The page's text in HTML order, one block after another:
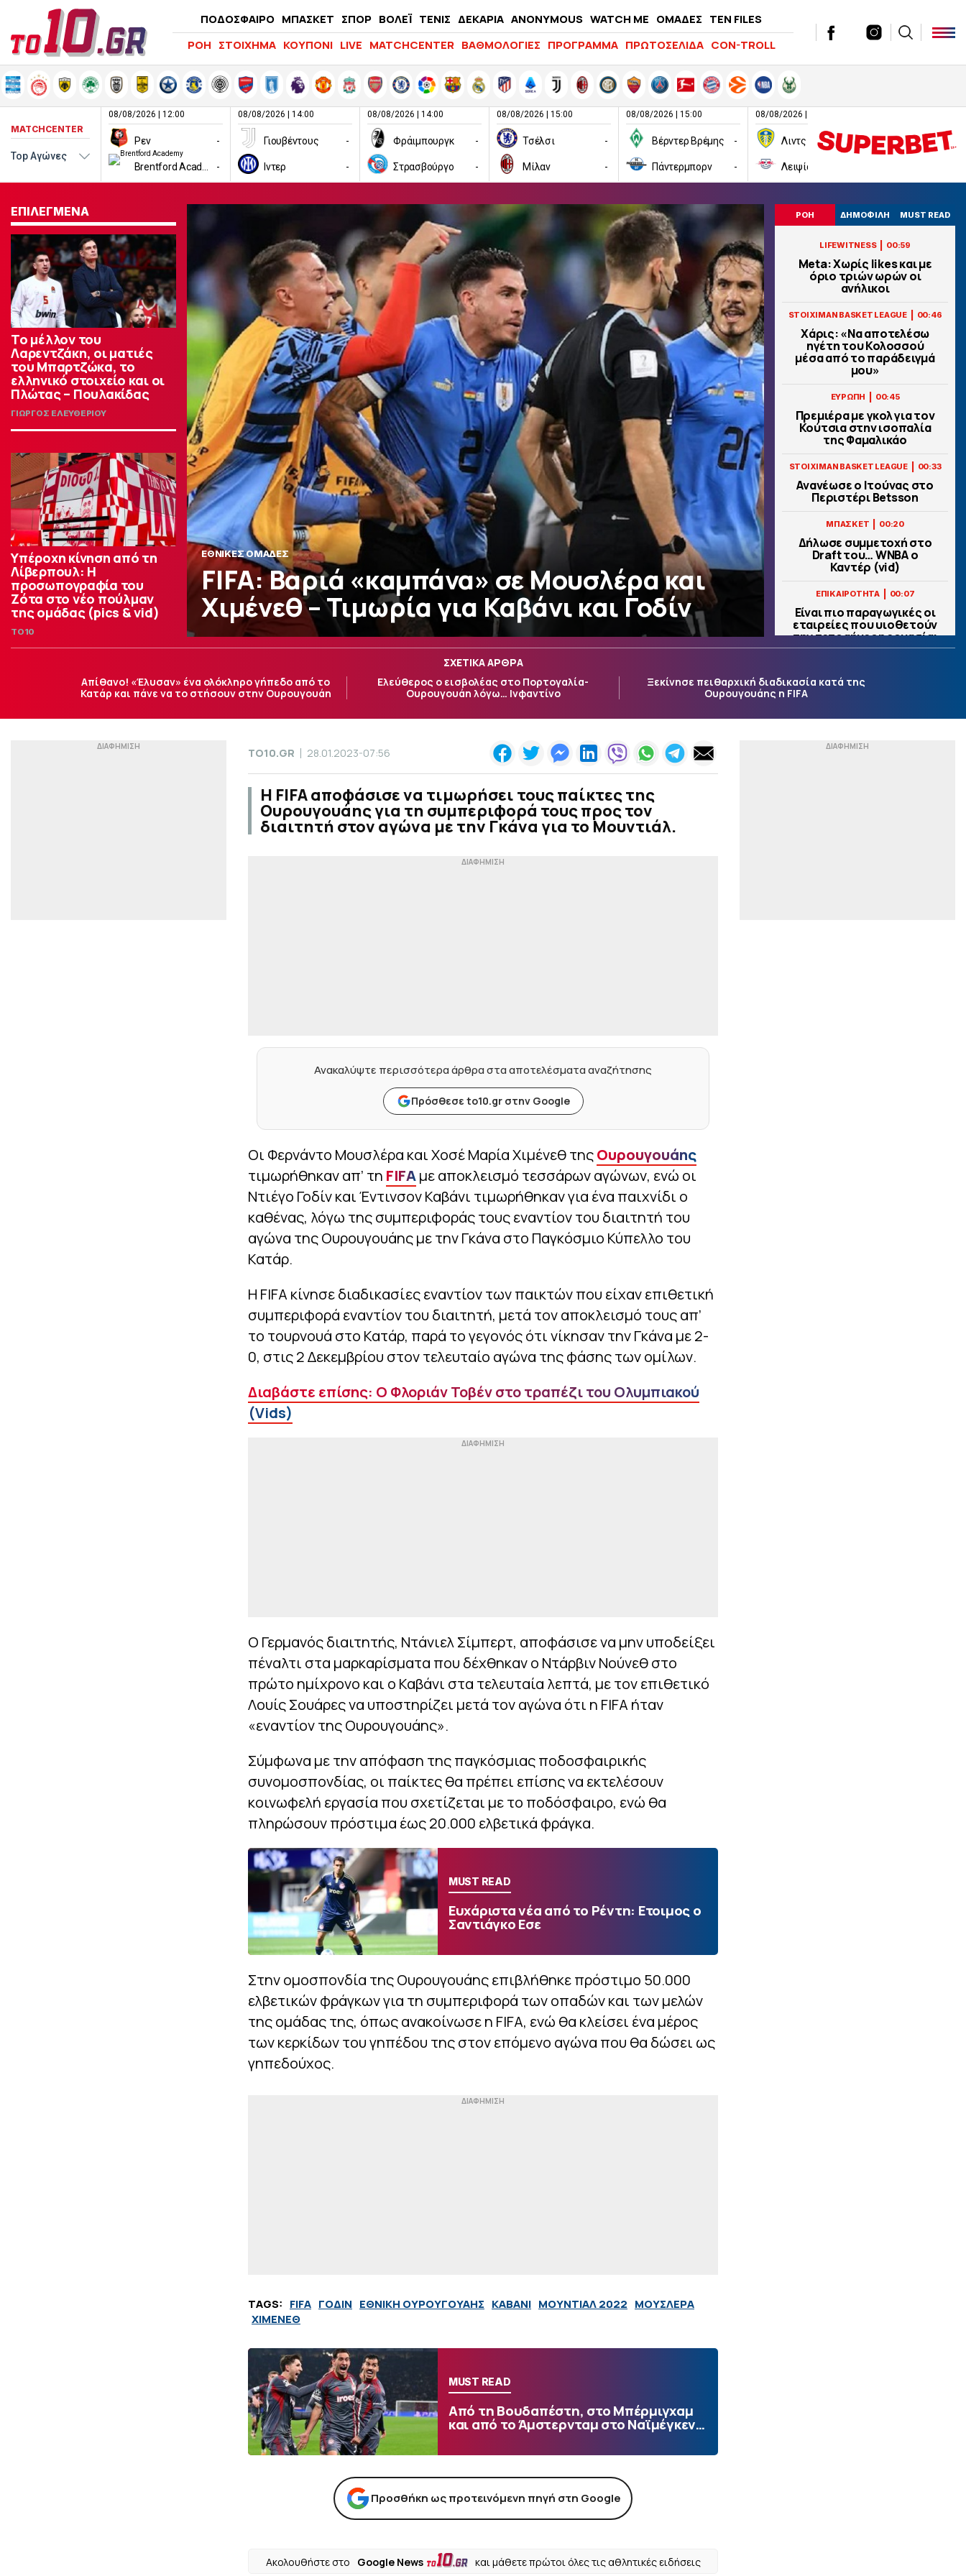
ΠΟΔΟΣΦΑΙΡΟ ΜΠΑΣΚΕΤ ΣΠΟΡ ΒΟΛΕΪ ΤΕΝΙΣ ΔΕΚΑΡΙΑ ANONYMOUS WATCH ME ΟΜΑΔΕΣ TEN FILES
LIFEWITNESS
ΡΟΗ ΣΤΟΙΧΗΜΑ ΚΟΥΠΟΝΙ LIVE MATCHCENTER ΒΑΘΜΟΛΟΓΙΕΣ ΠΡΟΓΡΑΜΜΑ ΠΡΩΤΟΣΕΛΙΔΑ CON-TROLL
MATCHCENTER
08/08/2026 | 12:00
Ρεν -
-
08/08/2026 | 14:00
Γιουβέντους -
Ιντερ -
08/08/2026 | 14:00
Φράιμπουργκ -
Στρασβούργο -
08/08/2026 | 15:00
Τσέλσι -
Μίλαν -
08/08/2026 | 15:00
Βέρντερ Βρέμης -
Πάντερμπορν -
08/08/2026 | 16:00
Λιντς -
Λειψία
ΕΠΙΛΕΓΜΕΝΑ
Το μέλλον του
Λαρεντζάκη, οι ματιές
του Μπαρτζώκα, το
ελληνικό στοιχείο και οι
Πλώτας – Πουλακίδας
ΓΙΩΡΓΟΣ ΕΛΕΥΘΕΡΙΟΥ
Υπέροχη κίνηση από τη
Λίβερπουλ: Η
προσωπογραφία του
Ζότα στο νέο πούλμαν
της ομάδας (pics & vid)
TO10
ΕΘΝΙΚΕΣ ΟΜΑΔΕΣ
FIFA: Βαριά «καμπάνα» σε Μουσλέρα και
Χιμένεθ – Τιμωρία για Καβάνι και Γοδίν
ΡΟΗ ΔΗΜΟΦΙΛΗ MUST READ
LIFEWITNESS 00:59
Meta: Χωρίς likes και με
όριο τριών ωρών οι
ανήλικοι
STOIXIMAN BASKET LEAGUE 00:46
Χάρις: «Να αποτελέσω
ηγέτη του Κολοσσού
μέσα από το παράδειγμά
μου»
ΕΥΡΩΠΗ 00:45
Πρεμιέρα με γκολ για τον
Κούτσια στην ισοπαλία
της Φαμαλικάο
STOIXIMAN BASKET LEAGUE 00:33
Ανανέωσε ο Ιτούνας στο
Περιστέρι Betsson
ΜΠΑΣΚΕΤ 00:20
Δήλωσε συμμετοχή στο
Draft του… WNBA ο
Καντέρ (vid)
ΕΠΙΚΑΙΡΟΤΗΤΑ 00:07
Είναι πιο παραγωγικές οι
εταιρείες που υιοθετούν
την τετραήμερη εργασία;
Μια νέα μελέτη δίνει
ACB |
Μπολομπόι η Μάλαγα»
ΣΧΕΤΙΚΑ ΑΡΘΡΑ
Απίθανο! «Έλυσαν» ένα ολόκληρο γήπεδο από το
Κατάρ και πάνε να το στήσουν στην Ουρουγουάη
Ελεύθερος ο εισβολέας στο Πορτογαλία-
Ουρουγουάη λόγω… Ινφαντίνο
Ξεκίνησε πειθαρχική διαδικασία κατά της
Ουρουγουάης η FIFA
TO10.GR 28.01.2023-07:56
Η FIFA αποφάσισε να τιμωρήσει τους παίκτες της
Ουρουγουάης για τη συμπεριφορά τους προς τον
διαιτητή στον αγώνα με την Γκάνα για το Μουντιάλ.
Ανακαλύψτε περισσότερα άρθρα στα αποτελέσματα αναζήτησης
Πρόσθεσε to10.gr στην Google
Οι Φερνάντο Μουσλέρα και Χοσέ Μαρία Χιμένεθ τηςΟυρουγουάης
τιμωρήθηκαν απ’ τη FIFAμε αποκλεισμό τεσσάρων αγώνων, ενώ οι
Ντιέγο Γοδίν και Έντινσον Καβάνι τιμωρήθηκαν για ένα παιχνίδι ο
καθένας, λόγω της συμπεριφοράς τους εναντίον του διαιτητή του
αγώνα της Ουρουγουάης με την Γκάνα στο Παγκόσμιο Κύπελλο του
Κατάρ.
Η FIFA κίνησε διαδικασίες εναντίον των παικτών που είχαν επιθετική
συμπεριφορά εναντίον του διαιτητή, μετά τον αποκλεισμό τους απ’
το τουρνουά στο Κατάρ, παρά το γεγονός ότι νίκησαν την Γκάνα με 2-
0, στις 2 Δεκεμβρίου στον τελευταίο αγώνα της φάσης των ομίλων.
Διαβάστε επίσης: Ο Φλοριάν Τοβέν στο τραπέζι του Ολυμπιακού
(Vids)
Ο Γερμανός διαιτητής, Ντάνιελ Σίμπερτ, αποφάσισε να μην υποδείξει
πέναλτι στα μαρκαρίσματα που δέχθηκαν ο Ντάρβιν Νούνεθ στο
πρώτο ημίχρονο και ο Καβάνι στα τελευταία λεπτά, με τον επιθετικό
Λουίς Σουάρες να υποστηρίζει μετά τον αγώνα ότι η FIFA ήταν
«εναντίον της Ουρουγουάης».
Σύμφωνα με την απόφαση της παγκόσμιας ποδοσφαιρικής
συνομοσπονδίας, οι παίκτες θα πρέπει επίσης να εκτελέσουν
κοινωφελή εργασία που σχετίζεται με το ποδόσφαιρο, ενώ θα
πληρώσουν πρόστιμα έως 20.000 ελβετικά φράγκα.
MUST READ
Ευχάριστα νέα από το Ρέντη: Ετοιμος ο
Σαντιάγκο Εσε
Στην ομοσπονδία της Ουρουγουάης επιβλήθηκε πρόστιμο 50.000
ελβετικών φράγκων για τη συμπεριφορά των οπαδών και των μελών
της ομάδας της, όπως ανακοίνωσε η FIFA, ενώ θα κλείσει ένα μέρος
των κερκίδων του γηπέδου της στον επόμενο αγώνα που θα δώσει ως
γηπεδούχος.
TAGS: FIFA ΓΟΔΙΝ ΕΘΝΙΚΗ ΟΥΡΟΥΓΟΥΑΗΣ ΚΑΒΑΝΙ ΜΟΥΝΤΙΑΛ 2022 ΜΟΥΣΛΕΡΑ
ΧΙΜΕΝΕΘ
MUST READ
Από τη Βουδαπέστη, στο Μπέρμιγχαμ
και από το Άμστερνταμ στο Ναϊμέγκεν…
Προσθήκη ως προτεινόμενη πηγή στη Google
Ακολουθήστε στο Google News και μάθετε πρώτοι όλες τις αθλητικές ειδήσεις